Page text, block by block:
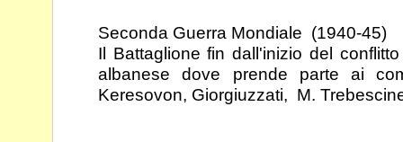
Seconda Guerra Mondiale (1940-45)
Il Battaglione fin dall'inizio del
albanese dove prende parte ai
Keresovon, Giorgiuzzati, M.